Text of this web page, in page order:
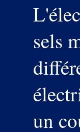
sels
un